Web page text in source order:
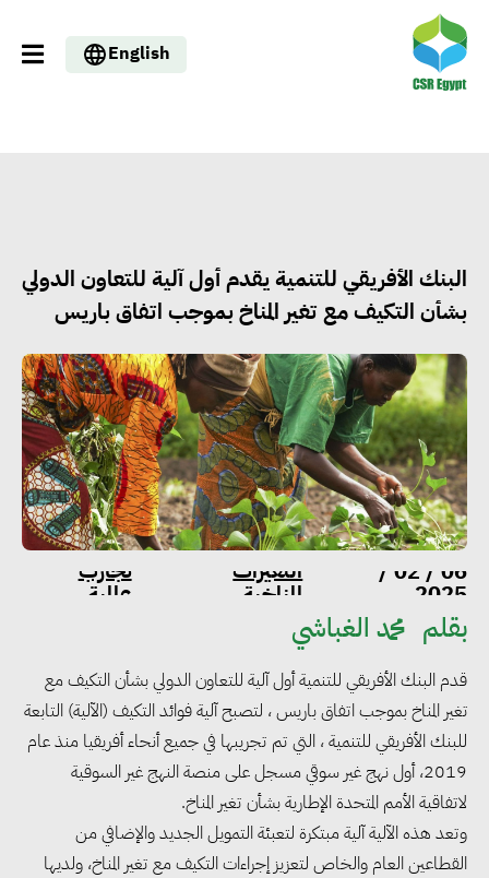
English
البنك الأفريقي للتنمية يقدم أول آلية للتعاون الدولي
بشأن التكيف مع تغير المناخ بموجب اتفاق باريس
06 / 02 /
2025
التغيرات
المناخية
تجارب
عالمية
بقلم محمد الغباشي
قدم البنك الأفريقي للتنمية أول آلية للتعاون الدولي بشأن التكيف مع
تغير المناخ بموجب اتفاق باريس ، لتصبح آلية فوائد التكيف (الآلية) التابعة
للبنك الأفريقي للتنمية ، التي تم تجريبها في جميع أنحاء أفريقيا منذ عام
2019، أول نهج غير سوقي مسجل على منصة النهج غير السوقية
لاتفاقية الأمم المتحدة الإطارية بشأن تغير المناخ.
وتعد هذه الآلية آلية مبتكرة لتعبئة التمويل الجديد والإضافي من
القطاعين العام والخاص لتعزيز إجراءات التكيف مع تغير المناخ، ولديها